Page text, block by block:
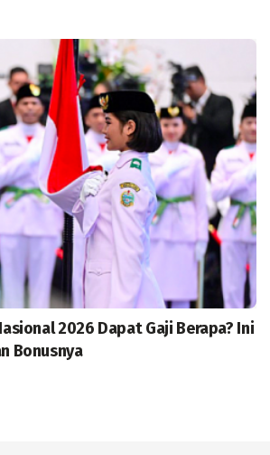
2026 Dapat Gaji Berapa? Ini
Bonusnya